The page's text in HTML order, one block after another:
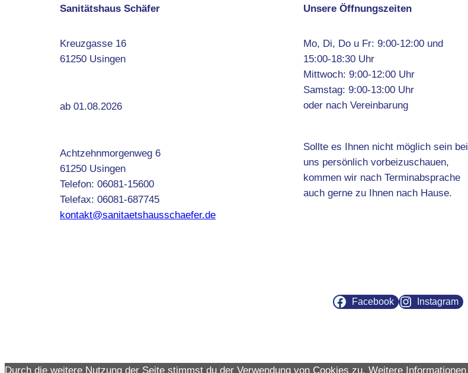
Sanitätshaus Schäfer
Kreuzgasse 16
61250 Usingen
ab 01.08.2026
Achtzehnmorgenweg 6
61250 Usingen
Telefon: 06081-15600
Telefax: 06081-687745
kontakt@sanitaetshausschaefer.de
Unsere Öffnungszeiten
Mo, Di, Do u Fr: 9:00-12:00 und
15:00-18:30 Uhr
Mittwoch: 9:00-12:00 Uhr
Samstag: 9:00-13:00 Uhr
oder nach Vereinbarung
Sollte es Ihnen nicht möglich sein bei
uns persönlich vorbeizuschauen,
kommen wir nach Terminabsprache
auch gerne zu Ihnen nach Hause.
Facebook Instagram
Durch die weitere Nutzung der Seite stimmst du der Verwendung von Cookies zu. Weitere Informationen